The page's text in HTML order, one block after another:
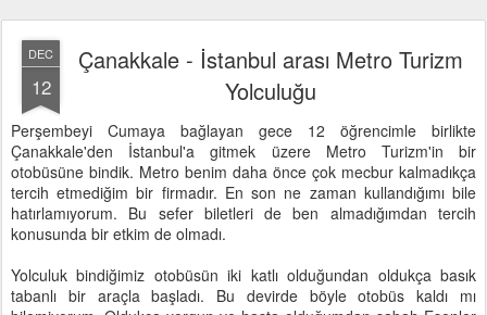
DEC
12
Çanakkale - İstanbul arası Metro Turizm
Yolculuğu
Perşembeyi Cumaya bağlayan gece 12 öğrencimle birlikte
Çanakkale'den İstanbul'a gitmek üzere Metro Turizm'in bir
otobüsüne bindik. Metro benim daha önce çok mecbur kalmadıkça
tercih etmediğim bir firmadır. En son ne zaman kullandığımı bile
hatırlamıyorum. Bu sefer biletleri de ben almadığımdan tercih
konusunda bir etkim de olmadı.
Yolculuk bindiğimiz otobüsün iki katlı olduğundan oldukça basık
tabanlı bir araçla başladı. Bu devirde böyle otobüs kaldı mı